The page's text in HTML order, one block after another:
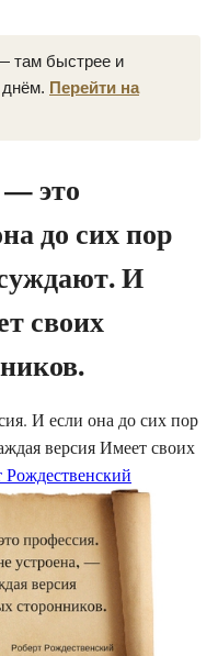
там быстрее и
Перейти на
это
до сих пор
И
своих
И если она до сих пор
версия Имеет своих
Рождественский